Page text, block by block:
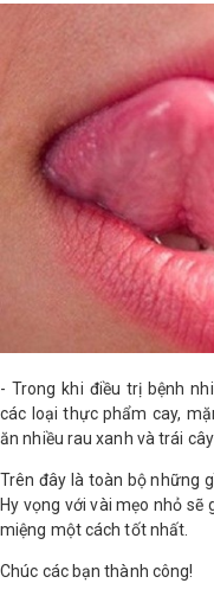
- Trong khi điều trị bệnh
các loại thực phẩm cay,
ăn nhiều rau xanh và trái
Trên đây là toàn bộ những
Hy vọng với vài mẹo nhỏ
miệng một cách tốt nhất.
Chúc các bạn thành công!